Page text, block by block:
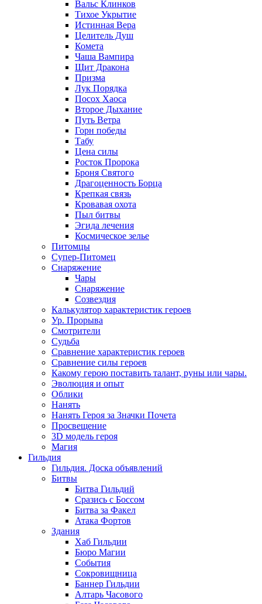
Вальс Клинков
Тихое Укрытие
Истинная Вера
Целитель Душ
Комета
Чаша Вампира
Щит Дракона
Призма
Лук Порядка
Посох Хаоса
Второе Дыхание
Путь Ветра
Горн победы
Табу
Цена силы
Росток Пророка
Броня Святого
Драгоценность Борца
Крепкая связь
Кровавая охота
Пыл битвы
Эгида лечения
Космическое зелье
Питомцы
Супер-Питомец
Снаряжение
Чары
Снаряжение
Созвездия
Калькулятор характеристик героев
Ур. Прорыва
Смотрители
Судьба
Сравнение характеристик героев
Сравнение силы героев
Какому герою поставить талант, руны или чары.
Эволюция и опыт
Облики
Нанять
Нанять Героя за Значки Почета
Просвещение
3D модель героя
Магия
Гильдия
Гильдия. Доска объявлений
Битвы
Битва Гильдий
Сразись с Боссом
Битва за Факел
Атака Фортов
Здания
Хаб Гильдии
Бюро Магии
События
Сокровищница
Баннер Гильдии
Алтарь Часового